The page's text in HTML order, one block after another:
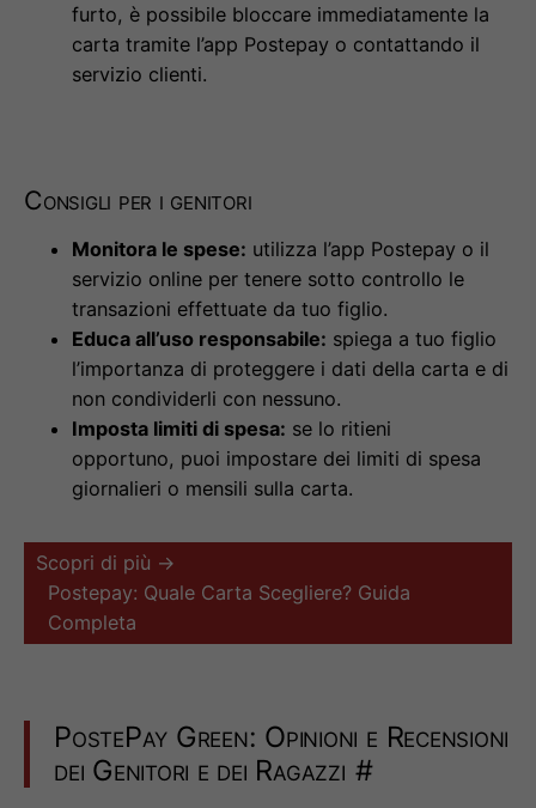
furto, è possibile bloccare immediatamente la
carta tramite l’app Postepay o contattando il
servizio clienti.
Consigli per i genitori
Monitora le spese: utilizza l’app Postepay o il
servizio online per tenere sotto controllo le
transazioni effettuate da tuo figlio.
Educa all’uso responsabile: spiega a tuo figlio
l’importanza di proteggere i dati della carta e di
non condividerli con nessuno.
Imposta limiti di spesa: se lo ritieni
opportuno, puoi impostare dei limiti di spesa
giornalieri o mensili sulla carta.
Scopri di più →
Postepay: Quale Carta Scegliere? Guida
Completa
PostePay Green: Opinioni e Recensioni
dei Genitori e dei Ragazzi #